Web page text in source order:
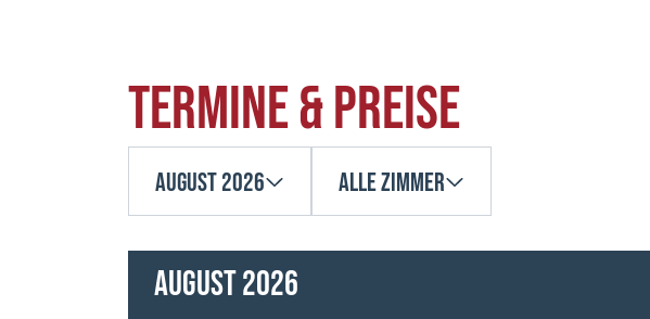
Termine & Preise
August 2026 Alle Zimmer
August 2026